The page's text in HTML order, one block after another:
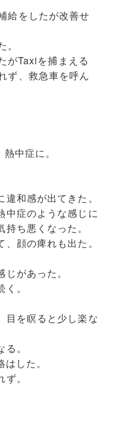
給をしたが改善せ
がTaxiを捕まえる
ず、救急車を呼ん
中症に。
和感が出てきた。
中症のような感じに
ち悪くなった。
顔の痺れも出た。
があった。
。
目を瞑ると少し楽な
。
した。
。